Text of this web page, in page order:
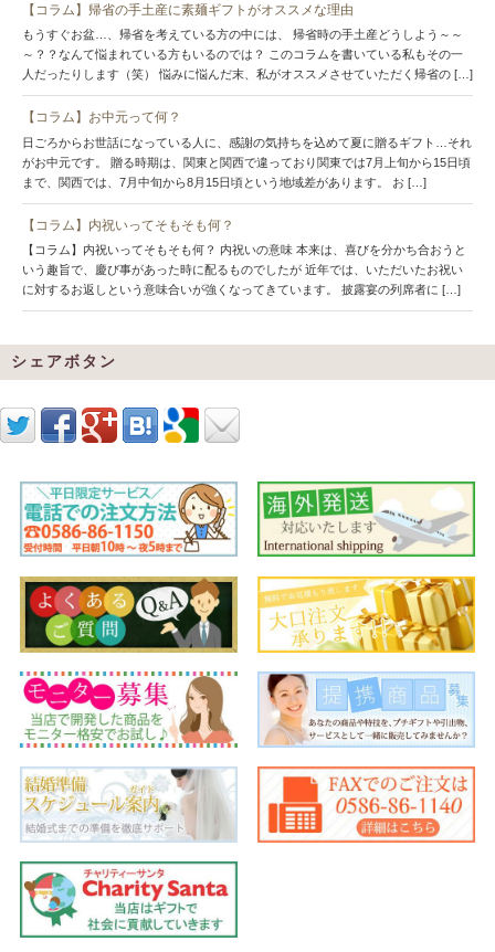
【コラム】帰省の手土産に素麺ギフトがオススメな理由
もうすぐお盆…、帰省を考えている方の中には、 帰省時の手土産どうしよう～～
～？？なんて悩まれている方もいるのでは？ このコラムを書いている私もその一
人だったりします（笑） 悩みに悩んだ末、私がオススメさせていただく帰省の […]
【コラム】お中元って何？
日ごろからお世話になっている人に、感謝の気持ちを込めて夏に贈るギフト…それ
がお中元です。 贈る時期は、関東と関西で違っており関東では7月上旬から15日頃
まで、関西では、7月中旬から8月15日頃という地域差があります。 お […]
【コラム】内祝いってそもそも何？
【コラム】内祝いってそもそも何？ 内祝いの意味 本来は、喜びを分かち合おうと
いう趣旨で、慶び事があった時に配るものでしたが 近年では、いただいたお祝い
に対するお返しという意味合いが強くなってきています。 披露宴の列席者に […]
シェアボタン